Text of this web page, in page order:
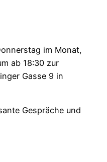
im Monat,
ab 18:30 zur
Gasse 9 in
Gespräche und